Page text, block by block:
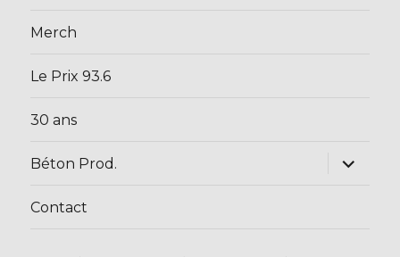
Merch
Le Prix 93.6
30 ans
Béton Prod.
ouvrir
Contact